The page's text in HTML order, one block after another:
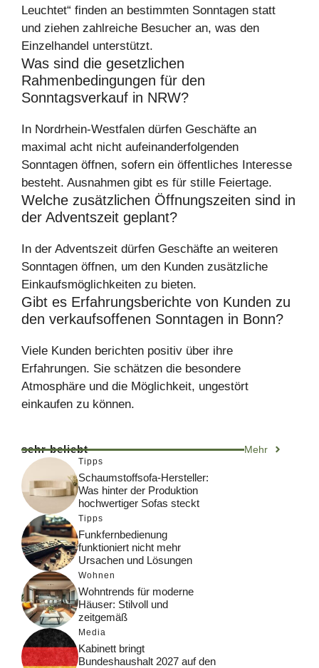
Leuchtet“ finden an bestimmten Sonntagen statt
und ziehen zahlreiche Besucher an, was den
Einzelhandel unterstützt.
Was sind die gesetzlichen
Rahmenbedingungen für den
Sonntagsverkauf in NRW?
In Nordrhein-Westfalen dürfen Geschäfte an
maximal acht nicht aufeinanderfolgenden
Sonntagen öffnen, sofern ein öffentliches Interesse
besteht. Ausnahmen gibt es für stille Feiertage.
Welche zusätzlichen Öffnungszeiten sind in
der Adventszeit geplant?
In der Adventszeit dürfen Geschäfte an weiteren
Sonntagen öffnen, um den Kunden zusätzliche
Einkaufsmöglichkeiten zu bieten.
Gibt es Erfahrungsberichte von Kunden zu
den verkaufsoffenen Sonntagen in Bonn?
Viele Kunden berichten positiv über ihre
Erfahrungen. Sie schätzen die besondere
Atmosphäre und die Möglichkeit, ungestört
einkaufen zu können.
sehr beliebt Mehr
Tipps
Schaumstoffsofa-Hersteller:
Was hinter der Produktion
hochwertiger Sofas steckt
Tipps
Funkfernbedienung
funktioniert nicht mehr
Ursachen und Lösungen
Wohnen
Wohntrends für moderne
Häuser: Stilvoll und
zeitgemäß
Media
Kabinett bringt
Bundeshaushalt 2027 auf den